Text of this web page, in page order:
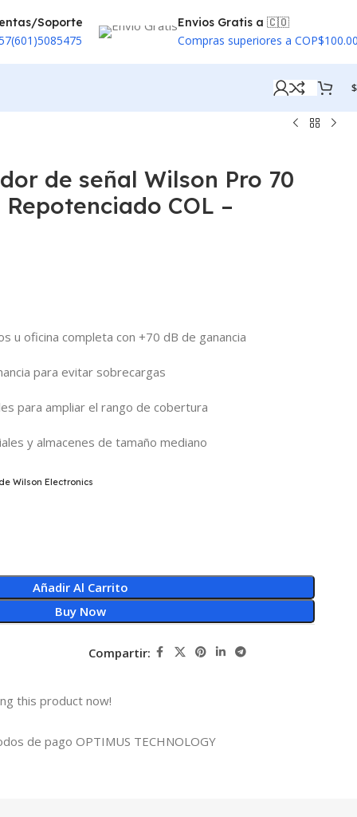
Soporte Envios Gratis a 🇨🇴
Compras superiores a
$
de señal Wilson Pro 70
Repotenciado COL –
u oficina completa con +70 dB de ganancia
para evitar sobrecargas
para ampliar el rango de cobertura
y almacenes de tamaño mediano
Añadir Al Carrito
Buy Now
Compartir:
this product now!